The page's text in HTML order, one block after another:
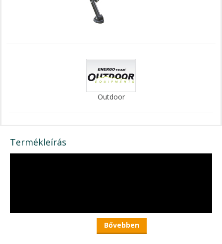
Outdoor
Termékleírás
Bővebben